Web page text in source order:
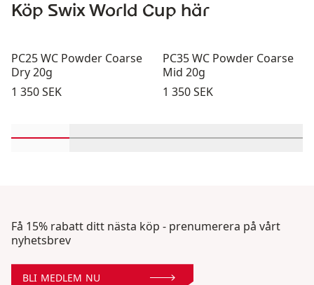
Köp Swix World Cup här
PC25 WC Powder Coarse
Dry 20g
Pris:
1 350 SEK
PC35 WC Powder Coarse
Mid 20g
Pris:
1 350 SEK
Få 15% rabatt ditt nästa köp - prenumerera på vårt
nyhetsbrev
BLI MEDLEM NU